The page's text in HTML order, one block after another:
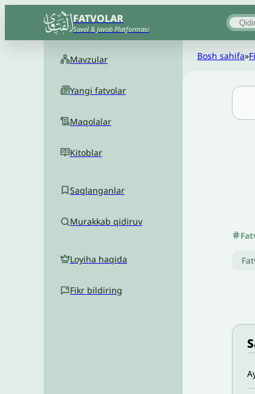
FATVOLAR
Savol & Javob Platformasi
Mavzular
Yangi fatvolar
Maqolalar
Kitoblar
Saqlanganlar
Murakkab qidiruv
Loyiha haqida
Fikr bildiring
Bosh sahifa»